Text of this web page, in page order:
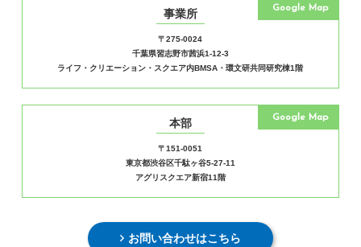
事業所
〒275-0024
千葉県習志野市茜浜1-12-3
ライフ・クリエーション・スクエア内BMSA・環文研共同研究棟1階
Google Map
本部
〒151-0051
東京都渋谷区千駄ヶ谷5-27-11
アグリスクエア新宿11階
Google Map
お問い合わせはこちら